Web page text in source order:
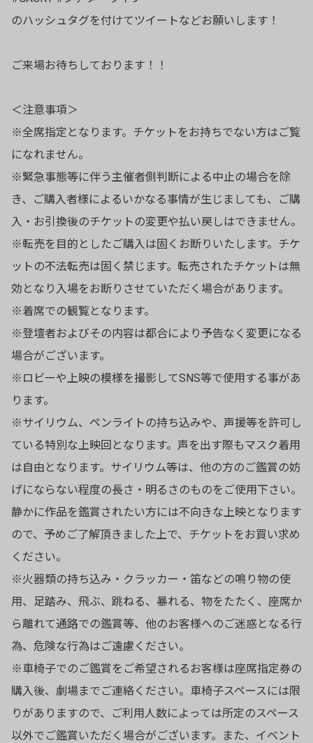
のハッシュタグを付けてツイートなどお願いします！
ご来場お待ちしております！！
＜注意事項＞
※全席指定となります。チケットをお持ちでない方はご覧
になれません。
※緊急事態等に伴う主催者側判断による中止の場合を除
き、ご購入者様によるいかなる事情が生じましても、ご購
入・お引換後のチケットの変更や払い戻しはできません。
※転売を目的としたご購入は固くお断りいたします。チケ
ットの不法転売は固く禁じます。転売されたチケットは無
効となり入場をお断りさせていただく場合があります。
※着席での観覧となります。
※登壇者およびその内容は都合により予告なく変更になる
場合がございます。
※ロビーや上映の模様を撮影してSNS等で使用する事があ
ります。
※サイリウム、ペンライトの持ち込みや、声援等を許可し
ている特別な上映回となります。声を出す際もマスク着用
は自由となります。サイリウム等は、他の方のご鑑賞の妨
げにならない程度の長さ・明るさのものをご使用下さい。
静かに作品を鑑賞されたい方には不向きな上映となります
ので、予めご了解頂きました上で、チケットをお買い求め
ください。
※火器類の持ち込み・クラッカー・笛などの鳴り物の使
用、足踏み、飛ぶ、跳ねる、暴れる、物をたたく、座席か
ら離れて通路での鑑賞等、他のお客様へのご迷惑となる行
為、危険な行為はご遠慮ください。
※車椅子でのご鑑賞をご希望されるお客様は座席指定券の
購入後、劇場までご連絡ください。車椅子スペースには限
りがありますので、ご利用人数によっては所定のスペース
以外でご鑑賞いただく場合がございます。また、イベント